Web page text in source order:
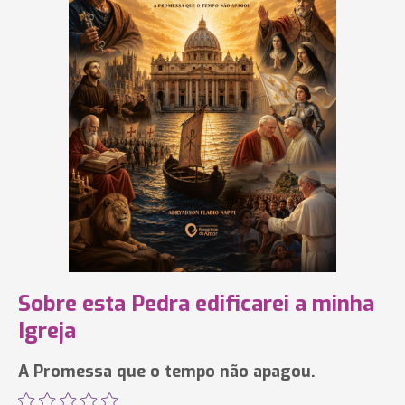
Sobre esta Pedra edificarei a minha
Igreja
A Promessa que o tempo não apagou.